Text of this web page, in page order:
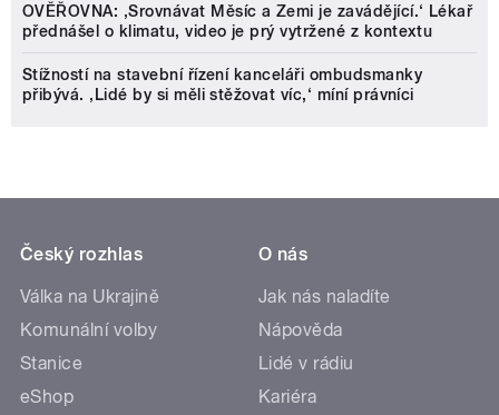
OVĚŘOVNA: ‚Srovnávat Měsíc a Zemi je zavádějící.‘ Lékař
přednášel o klimatu, video je prý vytržené z kontextu
Stížností na stavební řízení kanceláři ombudsmanky
přibývá. ‚Lidé by si měli stěžovat víc,‘ míní právníci
Český rozhlas
Válka na Ukrajině
Komunální volby
Stanice
eShop
O nás
Jak nás naladíte
Nápověda
Lidé v rádiu
Kariéra